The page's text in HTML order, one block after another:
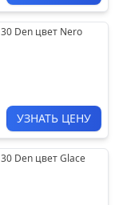
Den цвет Nero
УЗНАТЬ ЦЕНУ
Den цвет Glace